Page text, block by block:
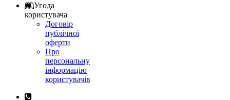
Угода
користувача
Договір
публічної
оферти
Про
персональну
інформацію
користувачів